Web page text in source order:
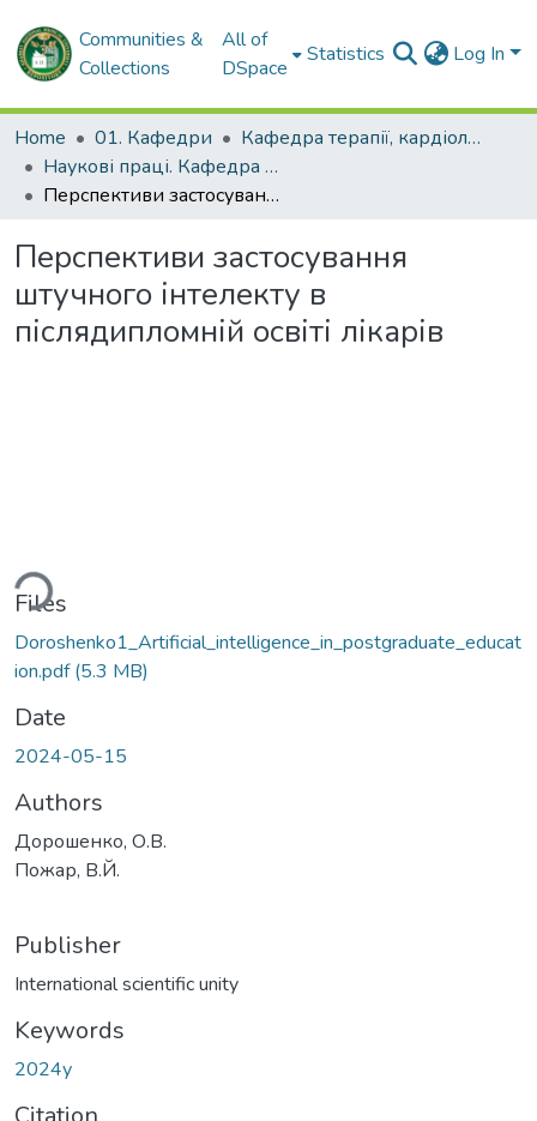
Communities &
Collections
All of
DSpace
Statistics Log In
Home 01. Кафедри
Кафедра терапії, кардіології та нефрології
Наукові праці. Кафедра терапії, кардіології та нефрології
Перспективи застосування штучного інтелекту в післядипломній освіті лікарів
Перспективи застосування
штучного інтелекту в
післядипломній освіті лікарів
Files
Doroshenko1_Artificial_intelligence_in_postgraduate_educat
ion.pdf(5.3 MB)
Date
2024-05-15
Authors
Дорошенко, О.В.
Пожар, В.Й.
Publisher
International scientific unity
Keywords
2024у